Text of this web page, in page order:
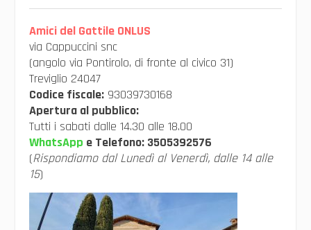
Amici del Gattile ONLUS
via Cappuccini snc
(angolo via Pontirolo, di fronte al civico 31)
Treviglio 24047
Codice fiscale:93039730168
Apertura al pubblico:
Tutti i sabati dalle 14.30 alle 18.00
WhatsApp e Telefono: 3505392576
(Rispondiamo dal Lunedì al Venerdì, dalle 14 alle
15)